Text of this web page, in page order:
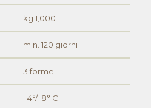
kg 1,000
min. 120 giorni
3 forme
+4°/+8° C